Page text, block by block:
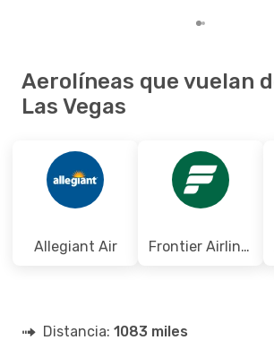
Aerolíneas que vuelan
Las Vegas
Allegiant Air Frontier Airlines
Distancia: 1083 miles